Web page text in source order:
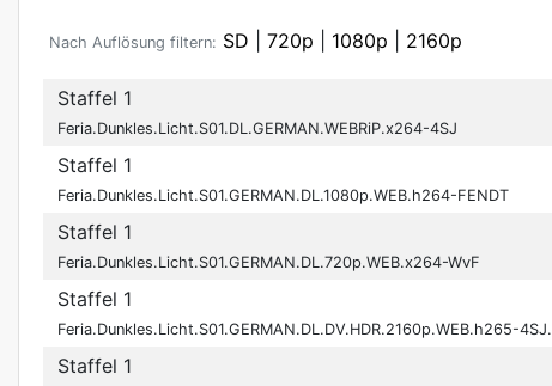
Nach Auflösung filtern: SD 720p 1080p 2160p
Staffel 1
Feria.Dunkles.Licht.S01.DL.GERMAN.WEBRiP.x264-4SJ
Staffel 1
Feria.Dunkles.Licht.S01.GERMAN.DL.1080p.WEB.h264-FENDT
Staffel 1
Feria.Dunkles.Licht.S01.GERMAN.DL.720p.WEB.x264-WvF
Staffel 1
Feria.Dunkles.Licht.S01.GERMAN.DL.DV.HDR.2160p.WEB.h265-4SJ.
Staffel 1